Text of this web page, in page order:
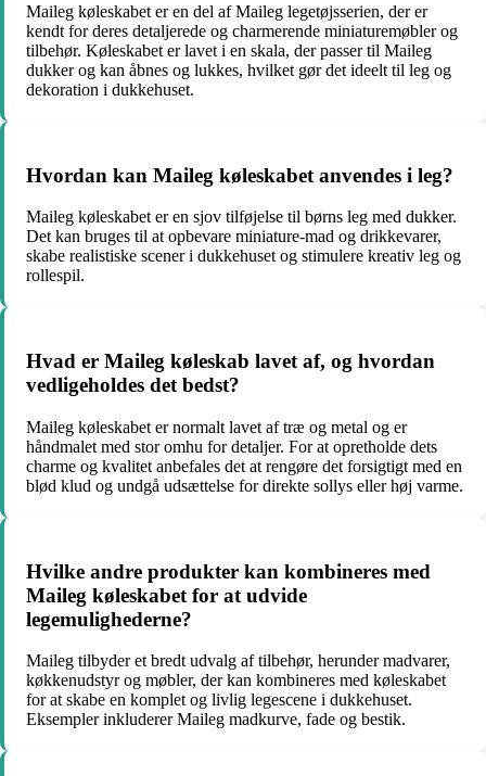
Maileg køleskabet er en del af Maileg legetøjsserien, der er
kendt for deres detaljerede og charmerende miniaturemøbler og
tilbehør. Køleskabet er lavet i en skala, der passer til Maileg
dukker og kan åbnes og lukkes, hvilket gør det ideelt til leg og
dekoration i dukkehuset.
Hvordan kan Maileg køleskabet anvendes i leg?
Maileg køleskabet er en sjov tilføjelse til børns leg med dukker.
Det kan bruges til at opbevare miniature-mad og drikkevarer,
skabe realistiske scener i dukkehuset og stimulere kreativ leg og
rollespil.
Hvad er Maileg køleskab lavet af, og hvordan
vedligeholdes det bedst?
Maileg køleskabet er normalt lavet af træ og metal og er
håndmalet med stor omhu for detaljer. For at opretholde dets
charme og kvalitet anbefales det at rengøre det forsigtigt med en
blød klud og undgå udsættelse for direkte sollys eller høj varme.
Hvilke andre produkter kan kombineres med
Maileg køleskabet for at udvide
legemulighederne?
Maileg tilbyder et bredt udvalg af tilbehør, herunder madvarer,
køkkenudstyr og møbler, der kan kombineres med køleskabet
for at skabe en komplet og livlig legescene i dukkehuset.
Eksempler inkluderer Maileg madkurve, fade og bestik.